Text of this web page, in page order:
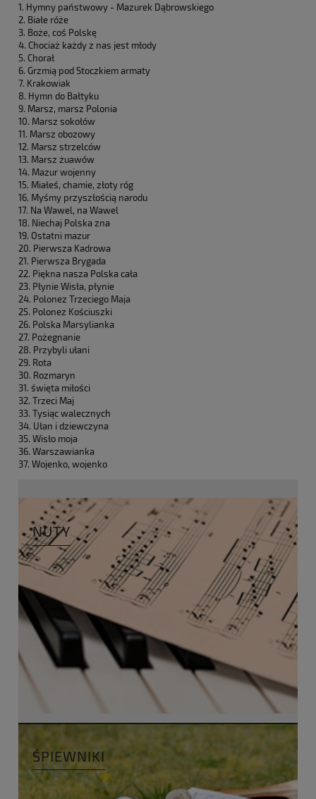
1. Hymny państwowy - Mazurek Dąbrowskiego
2. Białe róże
3. Boże, coś Polskę
4. Chociaż każdy z nas jest młody
5. Chorał
6. Grzmią pod Stoczkiem armaty
7. Krakowiak
8. Hymn do Bałtyku
9. Marsz, marsz Polonia
10. Marsz sokołów
11. Marsz obozowy
12. Marsz strzelców
13. Marsz żuawów
14. Mazur wojenny
15. Miałeś, chamie, złoty róg
16. Myśmy przyszłością narodu
17. Na Wawel, na Wawel
18. Niechaj Polska zna
19. Ostatni mazur
20. Pierwsza Kadrowa
21. Pierwsza Brygada
22. Piękna nasza Polska cała
23. Płynie Wisła, płynie
24. Polonez Trzeciego Maja
25. Polonez Kościuszki
26. Polska Marsylianka
27. Pożegnanie
28. Przybyli ułani
29. Rota
30. Rozmaryn
31. święta miłości
32. Trzeci Maj
33. Tysiąc walecznych
34. Ułan i dziewczyna
35. Wisło moja
36. Warszawianka
37. Wojenko, wojenko
NUTY
ŚPIEWNIKI